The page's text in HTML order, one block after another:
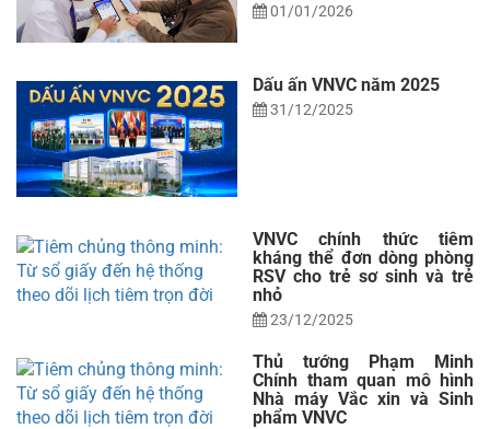
01/01/2026
Dấu ấn VNVC năm 2025
31/12/2025
VNVC chính thức tiêm
kháng thể đơn dòng phòng
RSV cho trẻ sơ sinh và trẻ
nhỏ
23/12/2025
Thủ tướng Phạm Minh
Chính tham quan mô hình
Nhà máy Vắc xin và Sinh
phẩm VNVC